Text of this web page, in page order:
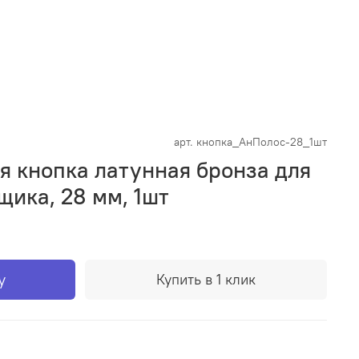
арт. кнопка_АнПолос-28_1шт
кнопка латунная бронза для
28 мм, 1шт
Купить в 1 клик